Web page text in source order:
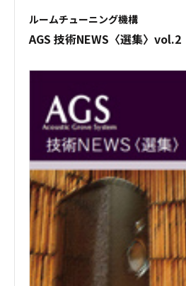
ルームチューニング機構
AGS 技術NEWS 〈選集〉vol.2